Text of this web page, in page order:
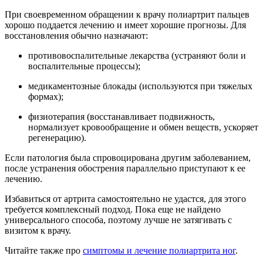
При своевременном обращении к врачу полиартрит пальцев
хорошо поддается лечению и имеет хорошие прогнозы. Для
восстановления обычно назначают:
противовоспалительные лекарства (устраняют боли и
воспалительные процессы);
медикаментозные блокады (используются при тяжелых
формах);
физиотерапия (восстанавливает подвижность,
нормализует кровообращение и обмен веществ, ускоряет
регенерацию).
Если патология была спровоцирована другим заболеванием,
после устранения обострения параллельно приступают к ее
лечению.
Избавиться от артрита самостоятельно не удастся, для этого
требуется комплексный подход. Пока еще не найдено
универсального способа, поэтому лучше не затягивать с
визитом к врачу.
Читайте также про симптомы и лечение полиартрита ног.